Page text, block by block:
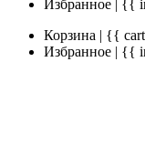
Избранное | {{
Корзина | {{
Избранное | {{